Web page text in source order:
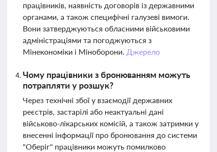
працівників, наявність договорів із державними
органами, а також специфічні галузеві вимоги.
Вони затверджуються обласними військовими
адміністраціями та погоджуються з
Мінекономіки і Міноборони. Джерело
Чому працівники з бронюванням можуть
потрапляти у розшук?
Через технічні збої у взаємодії державних
реєстрів, застарілі або неактуальні дані
військово-лікарських комісій, а також затримки у
внесенні інформації про бронювання до системи
"Оберіг" працівники можуть помилково